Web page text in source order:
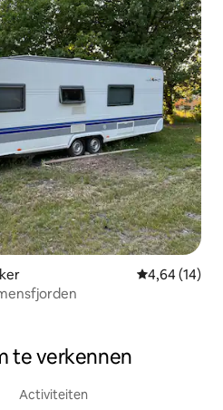
Gemiddelde
4,64 (14)
te verkennen
Activiteiten